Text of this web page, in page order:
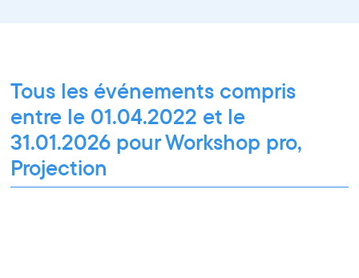
Tous les événements compris
entre le 01.04.2022 et le
31.01.2026 pour Workshop pro,
Projection